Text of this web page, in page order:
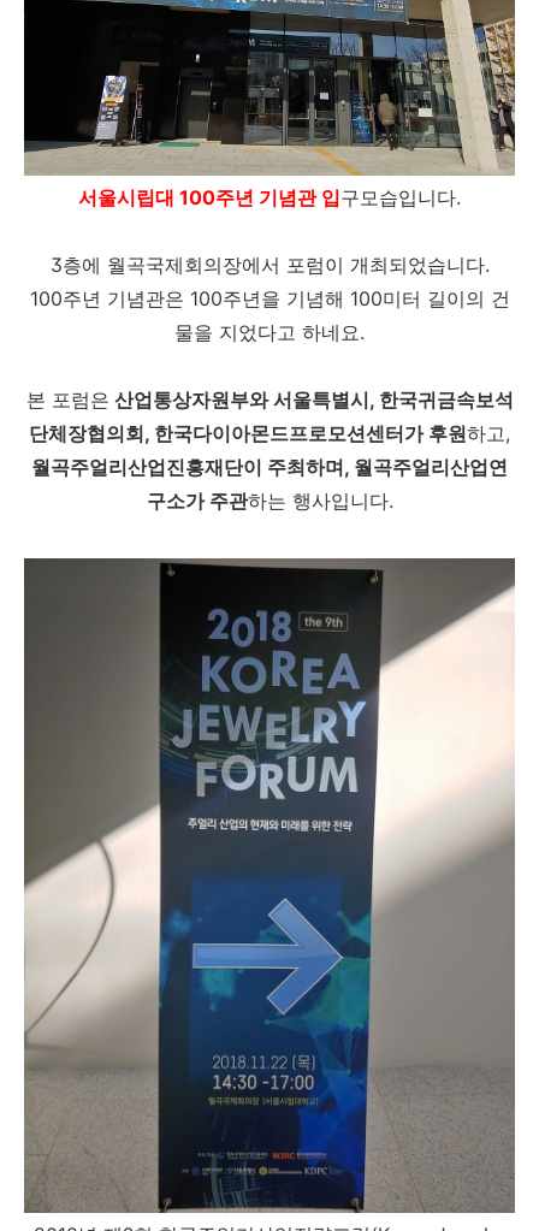
서울시립대 100주년 기념관 입구모습입니다.
3층에 월곡국제회의장에서 포럼이 개최되었습니다.
100주년 기념관은 100주년을 기념해 100미터 길이의 건
물을 지었다고 하네요.
본 포럼은 산업통상자원부와 서울특별시, 한국귀금속보석
단체장협의회, 한국다이아몬드프로모션센터가 후원하고,
월곡주얼리산업진흥재단이 주최하며, 월곡주얼리산업연
구소가 주관하는 행사입니다.